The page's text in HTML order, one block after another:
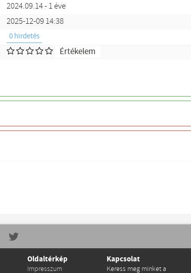
2024.09.14 - 1 éve
2025-12-09 14:38
0 hirdetés
Értékelem
Oldaltérkép
Impresszum
Kapcsolat
Keress meg minket a